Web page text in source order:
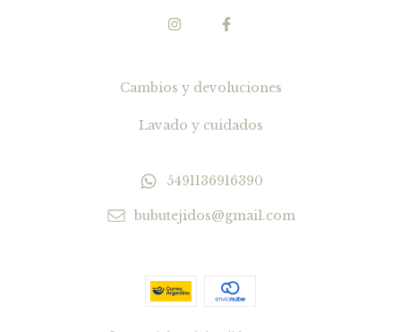
Cambios y devoluciones
Lavado y cuidados
5491136916390
bubutejidos@gmail.com